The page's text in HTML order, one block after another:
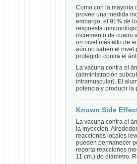
Como con la mayoría
provee una medida
embargo, el 91% de
respuesta
incremento de cuatro
un nivel más alto de
aún no saben el nivel
protegido contra el
La vacuna contra el
(administración
intramuscular). El
potencia y producir la
Known Side
La vacuna contra el
la inyección.
reacciones locales
pueden permanecer
reporta reacciones
11 cm.) de diámetro.